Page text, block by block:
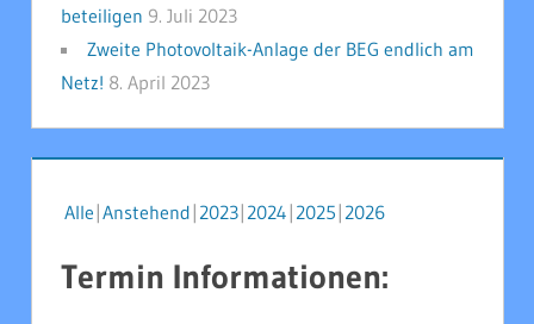
beteiligen 9. Juli 2023
Zweite Photovoltaik-Anlage der BEG endlich am
Netz! 8. April 2023
Alle Anstehend 2023 2024 2025 2026
Termin Informationen: